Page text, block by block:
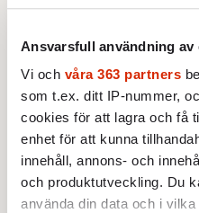
Ansvarsfull användning
Vi och våra 363 partners
som t.ex. ditt IP-nummer,
cookies för att lagra och få
enhet för att kunna
innehåll, annons- och
och produktutveckling. Du
använda din data och i vilka
3.Nina Lekander:På
KRÖNIKA
Frans Wachtmeister:
Ja,
franska civilisationen
STICKET
5.Bitte Assarmo:Sagan om
ursprungsbefolkningen
KRÖNIKA
6.Sakine Madon:Efter
vänstern för Agnes